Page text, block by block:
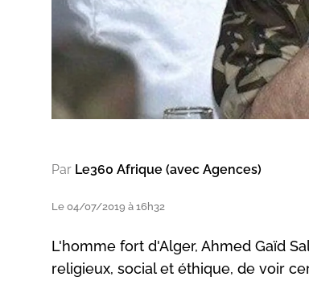
Par Le360 Afrique (avec Agences)
Le 04/07/2019 à 16h32
L'homme fort d'Alger, Ahmed Gaïd
religieux, social et éthique, de voir